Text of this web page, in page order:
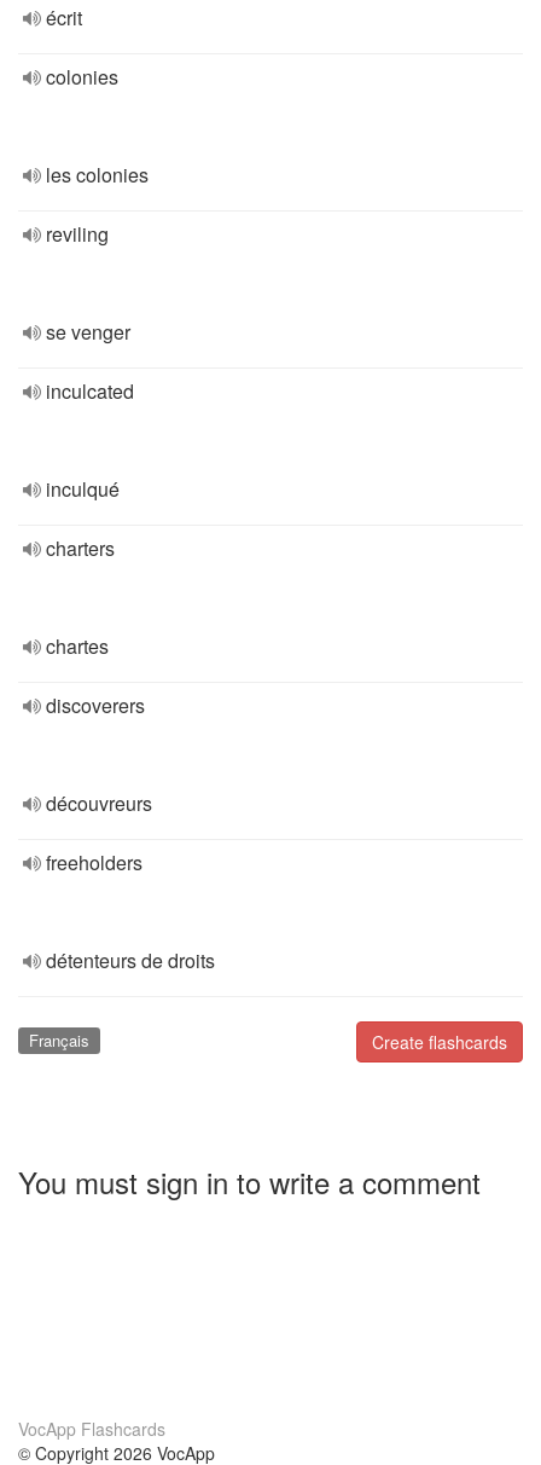
écrit
colonies
les colonies
reviling
se venger
inculcated
inculqué
charters
chartes
discoverers
découvreurs
freeholders
détenteurs de droits
Create flashcards
Français
You must sign in to write a comment
VocApp Flashcards
© Copyright 2026 VocApp